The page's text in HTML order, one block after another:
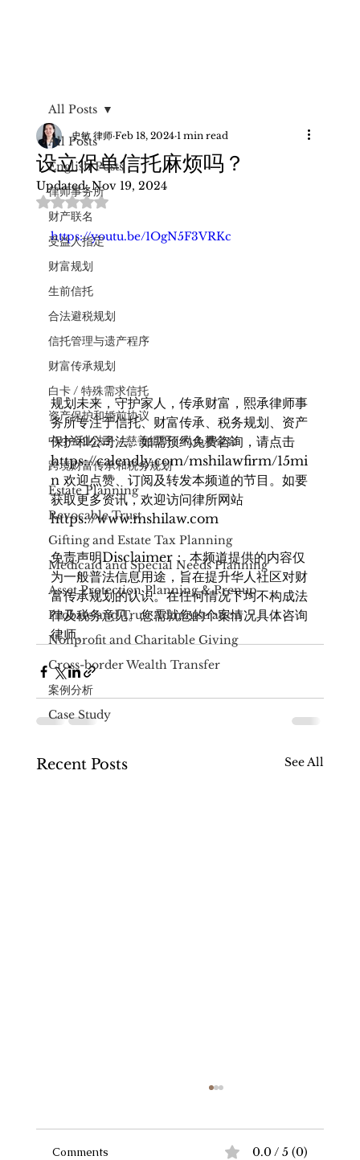
All Posts
English Posts
律师事务所
财产联名
受益人指定
财富规划
生前信托
合法避税规划
信托管理与遗产程序
财富传承规划
白卡 / 特殊需求信托
资产保护和婚前协议
中小企业法务 / 慈善组织 / 私人基金会
​跨境财富传承和税务规划
Estate Planning
Revocable Trust
Gifting and Estate Tax Planning
Medicaid and Special Needs Planning
Asset Protection Planning & Prenup
Probate and Trust Administration
Nonprofit and Charitable Giving
Cross-border Wealth Transfer
案例分析
Case Study
All Posts
设立保单信托麻烦吗？
史敏 律师 Feb 18, 2024 1 min read
Updated:Nov 19, 2024
Rated NaN out of 5 stars.
https://youtu.be/1OgN5F3VRKc
规划未来，守护家人，传承财富，熙承律师事
务所专注于信托、财富传承、税务规划、资产
保护和公司法。如需预约免费咨询，请点击
https://calendly.com/mshilawfirm/15mi
n 欢迎点赞、订阅及转发本频道的节目。如要
获取更多资讯，欢迎访问律所网站
https://www.mshilaw.com
免责声明Disclaimer： 本频道提供的内容仅
为一般普法信息用途，旨在提升华人社区对财
富传承规划的认识。在任何情况下均不构成法
律及税务意见。您需就您的个案情况具体咨询
律师。
Recent Posts See All
Comments 0.0 / 5 (0)